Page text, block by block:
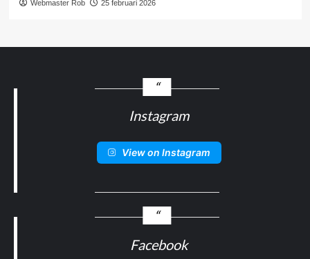
Webmaster Rob 25 februari 2026
Instagram
View on Instagram
Facebook